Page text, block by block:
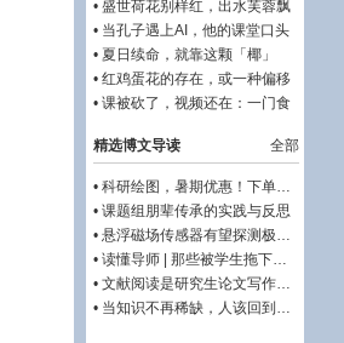
副院长那些事儿
• 盛世荷花别样红，出水芙蓉飘
药香
• 当孔子遇上AI，他的课堂口头
禅会变吗？
• 夏日续命，就靠这颗「椰」
&#127796;
• 红鸡蛋花的存在，或一种偏移
• 课被砍了，视频还在：一门食
全部
精选博文导读
• 科研绘图，暑期优惠！下单立减500元
• 课题组朋辈传承的实践与反思
• 悬浮磁场传感器有望探测极微弱的大脑活动
• 读懂导师 | 那些被学生拖下水的导师，是不幸的
• 文献阅读是研究生论文写作的最好导师
• 当知识不再稀缺，人该回到哪里？——准大学生的暑假，请留白